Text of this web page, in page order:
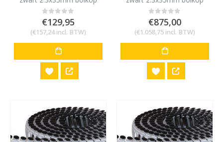
1200 stuks
0out of 5
€129,95
(€157,24incl. BTW)
8400 stuks
0out of 5
€875,00
(€1.058,75 incl. BTW)